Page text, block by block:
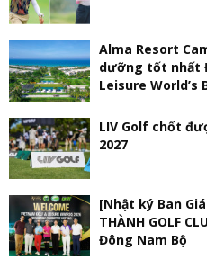
Alma Resort
dưỡng tốt nhất
Leisure World’s
LIV Golf chốt
2027
[Nhật ký Ban
THÀNH GOLF
Đông Nam Bộ